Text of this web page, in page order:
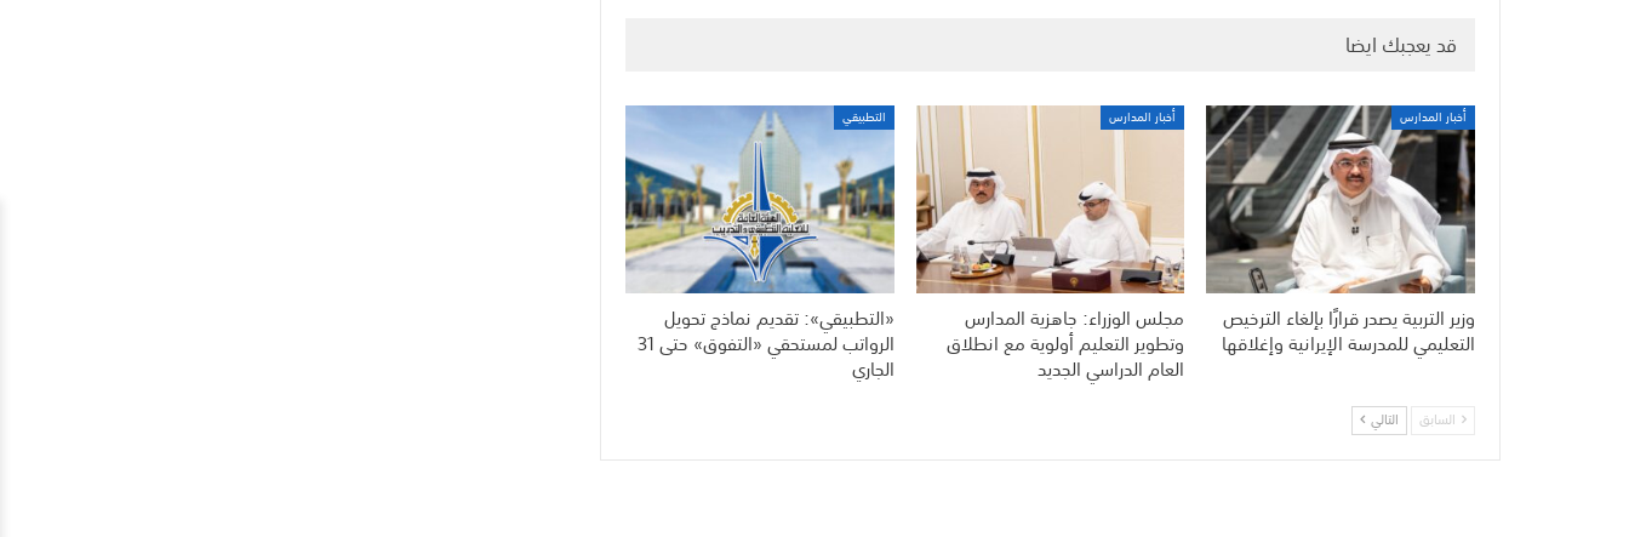
قد يعجبك ايضا
أخبار المدارس
وزير التربية يصدر قرارًا بإلغاء الترخيص
التعليمي للمدرسة الإيرانية وإغلاقها
أخبار المدارس
مجلس الوزراء: جاهزية المدارس
وتطوير التعليم أولوية مع انطلاق
العام الدراسي الجديد
التطبيقي
«التطبيقي»: تقديم نماذج تحويل
الرواتب لمستحقي «التفوق» حتى 31
الجاري
السابق التالي